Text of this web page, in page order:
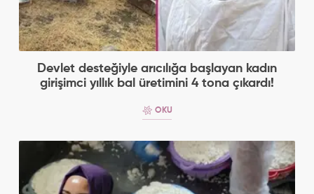
Devlet desteğiyle arıcılığa başlayan kadın
girişimci yıllık bal üretimini 4 tona çıkardı!
OKU